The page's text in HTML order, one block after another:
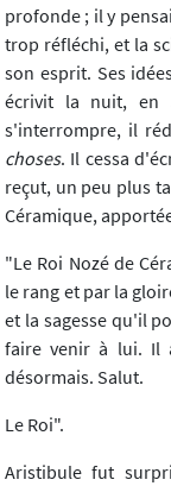
profonde ; il y
trop réfléchi, et la
son esprit. Ses
écrivit la nuit, en
s'interrompre, il
choses. Il cessa
reçut, un peu plus
Céramique,
"Le Roi Nozé de
le rang et par la
et la sagesse qu'il
faire venir à lui. Il
désormais. Salut.
Le Roi".
Aristibule fut